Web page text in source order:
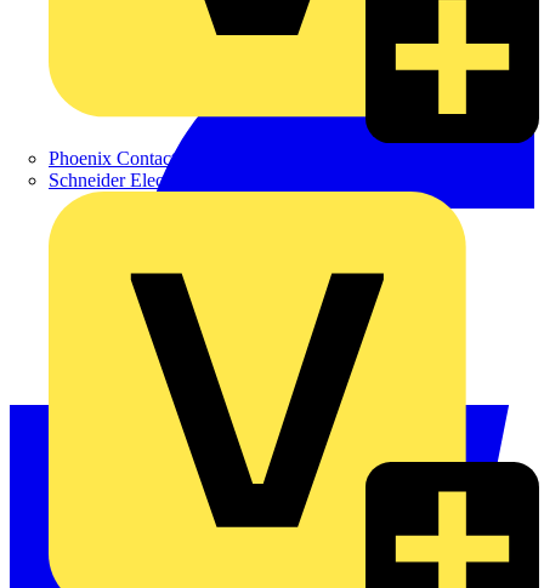
Phoenix Contact
Schneider Electric